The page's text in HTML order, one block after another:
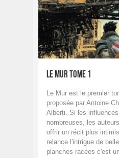
Le Mur tome 1
Le Mur est le premier
proposée par Antoine
Alberti. Si les
nombreuses, les
offrir un récit plus
relance l'intrigue de
planches racées c'est